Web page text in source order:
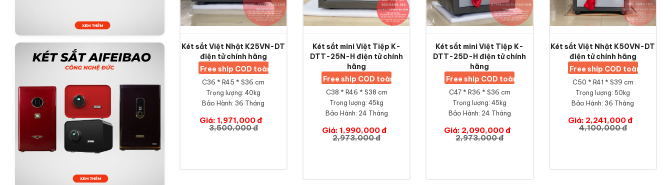
Két sắt Việt Nhật K25VN-DT
điện tử chính hãng
Free ship COD toàn quốc
C36 * R45 * S36 cm
Trọng lượng: 40kg
Bảo Hành: 36 Tháng
Giá: 1,971,000 đ
3,500,000 đ
Két sắt mini Việt Tiệp K-
DTT-25N-H điện tử chính
hãng
Free ship COD toàn quốc
C38 * R46 * S38 cm
Trọng lượng: 45kg
Bảo Hành: 24 Tháng
Giá: 1,990,000 đ
2,973,000 đ
Két sắt mini Việt Tiệp K-
DTT-25D-H điện tử chính
hãng
Free ship COD toàn quốc
C47 * R36 * S36 cm
Trọng lượng: 45kg
Bảo Hành: 24 Tháng
Giá: 2,090,000 đ
2,973,000 đ
Két sắt Việt Nhật K50VN-DT
điện tử chính hãng
Free ship COD toàn quốc
C50 * R41 * S39 cm
Trọng lượng: 50kg
Bảo Hành: 36 Tháng
Giá: 2,241,000 đ
4,100,000 đ